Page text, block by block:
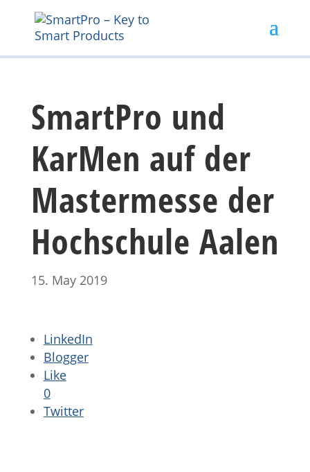
SmartPro und
KarMen auf der
Mastermesse der
Hochschule Aalen
15. May 2019
LinkedIn
Blogger
Like
0
Twitter